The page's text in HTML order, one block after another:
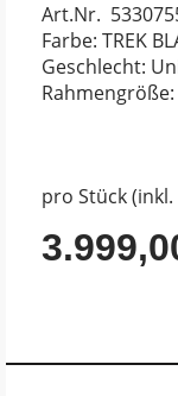
Art.Nr.
Farbe: TREK
Geschlecht:
Rahmengröße:
pro Stück (inkl.